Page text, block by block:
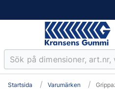
Startsida Varumärken